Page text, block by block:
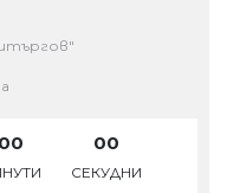
00 00
СЕКУДНИ